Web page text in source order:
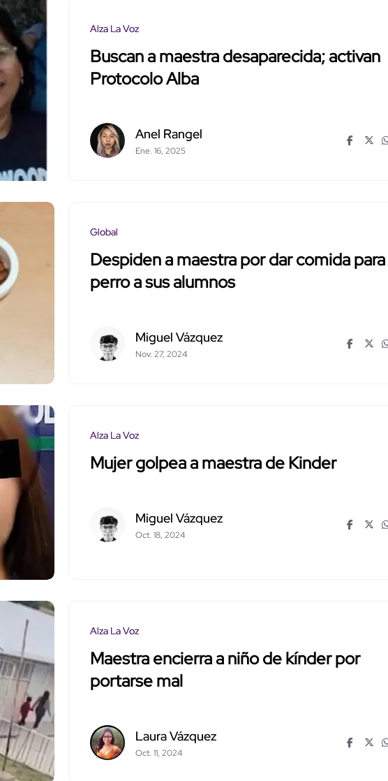
Alza La Voz
Buscan a maestra desaparecida; activan
Protocolo Alba
Anel Rangel
Ene. 16, 2025
Global
Despiden a maestra por dar comida para
perro a sus alumnos
Miguel Vázquez
Nov. 27, 2024
Alza La Voz
Mujer golpea a maestra de Kinder
Miguel Vázquez
Oct. 18, 2024
Alza La Voz
Maestra encierra a niño de kínder por
portarse mal
Laura Vázquez
Oct. 11, 2024